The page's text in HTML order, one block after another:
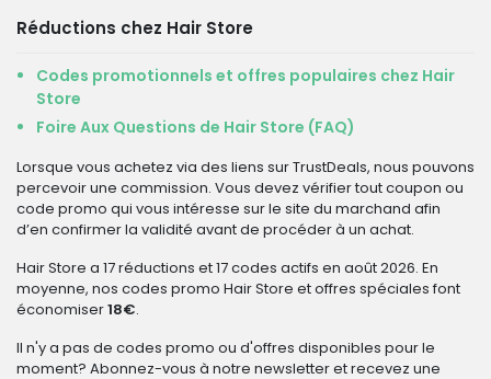
Réductions chez Hair Store
Codes promotionnels et offres populaires chez Hair
Store
Foire Aux Questions de Hair Store (FAQ)
Lorsque vous achetez via des liens sur TrustDeals, nous pouvons
percevoir une commission. Vous devez vérifier tout coupon ou
code promo qui vous intéresse sur le site du marchand afin
d’en confirmer la validité avant de procéder à un achat.
Hair Store a 17 réductions et 17 codes actifs en août 2026. En
moyenne, nos codes promo Hair Store et offres spéciales font
économiser18€.
Il n'y a pas de codes promo ou d'offres disponibles pour le
moment? Abonnez-vous à notre newsletter et recevez une